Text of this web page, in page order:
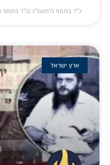
כ״ד בתמוז ה׳תשפ״ג (כ״ד בתמוז
ארץ ישראל